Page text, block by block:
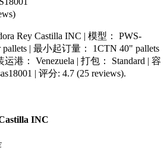
Rey Castilla INC | 模型： PWS-
pallets | 最小起订量： 1CTN 40" pallets
港： Venezuela | 打包： Standard | 容
| 评分: 4.7 (25 reviews).
INC